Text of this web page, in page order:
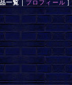
一覧 | プロフィール ]